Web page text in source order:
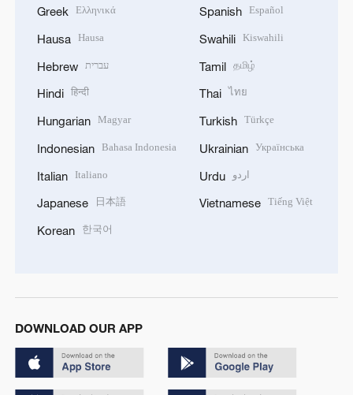
Greek Ελληνικά
Hausa Hausa
Hebrew עברית
Hindi हिन्दी
Hungarian Magyar
Indonesian Bahasa Indonesia
Italian Italiano
Japanese 日本語
Korean 한국어
Spanish Español
Swahili Kiswahili
Tamil தமிழ்
Thai ไทย
Turkish Türkçe
Ukrainian Українська
Urdu اردو
Vietnamese Tiếng Việt
DOWNLOAD OUR APP